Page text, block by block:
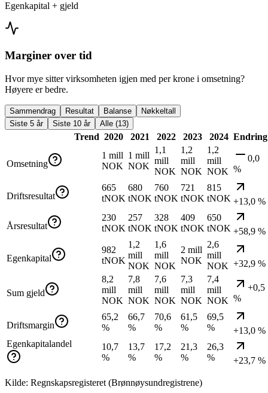
Egenkapital + gjeld
Marginer over tid
Hvor mye sitter virksomheten igjen med per krone i omsetning?
Høyere er bedre.
Sammendrag Resultat Balanse
Nøkkeltall
Siste 5 år
Siste 10 år Alle (13)
Trend 2020 2021 2022 2023 2024 Endring
Omsetning
1 mill
NOK
1 mill
NOK
1,1
mill
NOK
1,2
mill
NOK
1,2
mill
NOK
0,0
%
Driftsresultat
665
tNOK
680
tNOK
760
tNOK
721
tNOK
815
tNOK +13,0 %
Årsresultat
230
tNOK
257
tNOK
328
tNOK
409
tNOK
650
tNOK +58,9 %
Egenkapital
982
tNOK
1,2
mill
NOK
1,6
mill
NOK
2 mill
NOK
2,6
mill
NOK +32,9 %
Sum gjeld
8,2
mill
NOK
7,8
mill
NOK
7,6
mill
NOK
7,3
mill
NOK
7,4
mill
NOK
+0,5
%
Driftsmargin
65,2
%
66,7
%
70,6
%
61,5
%
69,5
%
+13,0 %
Egenkapitalandel
10,7
%
13,7
%
17,2
%
21,3
%
26,3
%
+23,7 %
Kilde: Regnskapsregisteret (Brønnøysundregistrene)